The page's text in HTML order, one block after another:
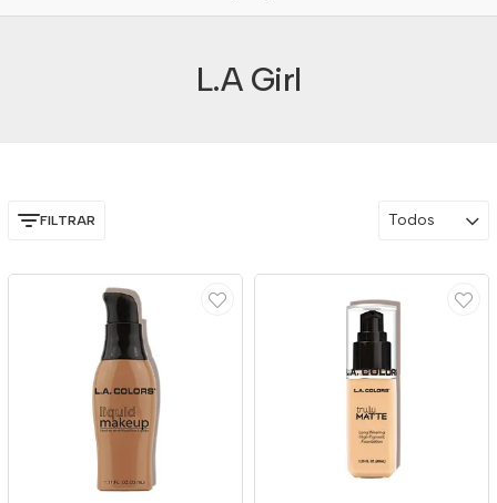
L.A Girl
FILTRAR Todos